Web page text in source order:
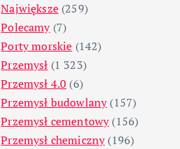
Największe(259)
Polecamy(7)
Porty morskie (142)
Przemysł (1 323)
Przemysł 4.0 (6)
Przemysł budowlany(157)
Przemysł cementowy(156)
Przemysł chemiczny(196)